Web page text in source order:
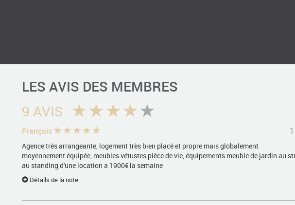
LES AVIS DES MEMBRES
9 AVIS
François
Agence très arrangeante, logement très bien placé et propre mais globalement
moyennement équipée, meubles vétustes pièce de vie, équipements meuble de jardin au
au standing d'une location a 1900€ la semaine
Détails de la note